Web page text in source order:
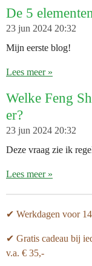
De 5 elementen
23 jun 2024 20:32
Mijn eerste blog!
Lees meer »
Welke Feng
er?
23 jun 2024 20:32
Deze vraag zie ik
Lees meer »
✔ Werkdagen voor
✔ Gratis cadeau bij
v.a. € 35,-